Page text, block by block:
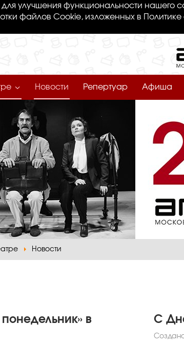
улучшения функциональности нашего
файлов Cookie, изложенных в
Новости Репертуар Афиша
Новости
в
С